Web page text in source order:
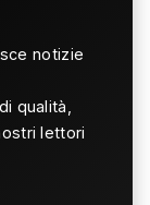
notizie
qualità,
lettori